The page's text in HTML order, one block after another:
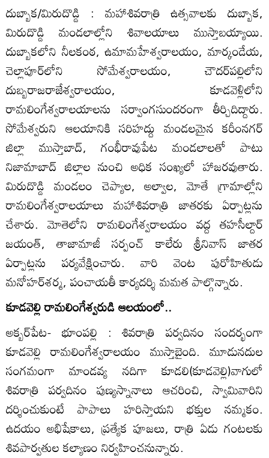
దుబ్బాక/మిరుదొడ్డి : మహాశివరాత్రి ఉత్సవాలకు దుబ్బాక,
మిరుదొడ్డి మండలాల్లోని శివాలయాలు ముస్తాబయ్యాయి.
దుబ్బాకలోని నీలకంఠ, ఉమామహేశ్వరాలయం, మార్కండేయ,
చెల్లాపూర్‌లోని సోమేశ్వరాలయం, చౌదర్‌పల్లిలోని
దుబ్బరాజరాజేశ్వరాలయం, కూడవెళ్లిలోని
రామలింగేశ్వరాలయాలను సర్వాంగసుందరంగా తీర్చిదిద్దారు.
సోమేశ్వరుని ఆలయానికి సరిహద్దు మండలమైన కరీంనగర్‌
జిల్లా ముస్తాబాద్‌, గంభీరావుపేట మండలాలతో పాటు
నిజామాబాద్‌ జిల్లాల నుంచి అధిక సంఖ్యలో హాజరవుతారు.
మిరుదొడ్డి మండలం చెప్యాల, అల్వాల, మోతే గ్రామాల్లోని
రామలింగేశ్వరాలయాలు మహాశివరాత్రి జాతరకు ఏర్పాట్లను
చేశారు. మోతెలోని రామలింగేశ్వరాలయం వద్ద తహసీల్దార్‌
జయంత్‌, తాజామాజీ సర్పంచ్‌ కాలేరు శ్రీనివాస్‌ జాతర
ఏర్పాట్లను పర్యవేక్షించారు. వారి వెంట పురోహితుడు
మనోహర్‌శర్మ, పంచాయతీ కార్యదర్శి మమత పాల్గొన్నారు.
కూడవెల్లి రామలింగేశ్వరుడి ఆలయంలో..
అక్బర్‌పేట- భూంపల్లి : శివరాత్రి పర్వదినం సందర్భంగా
కూడవెల్లి రామలింగేశ్వరాలయం ముస్తాబైంది. మూడునదుల
సంగమంగా మాండవ్య నదిగా కూడలి(కూడవెల్లి)వాగులో
శివరాత్రి పర్వదినం పుణ్యస్నానాలు ఆచరించి, స్వామివారిని
దర్శించుకుంటే పాపాలు హరిస్తాయని భక్తుల నమ్మకం.
ఉదయం అభిషేకాలు, ప్రత్యేక పూజలు, రాత్రి ఏడు గంటలకు
శివపార్వతుల కల్యాణం నిర్వహించనున్నారు.